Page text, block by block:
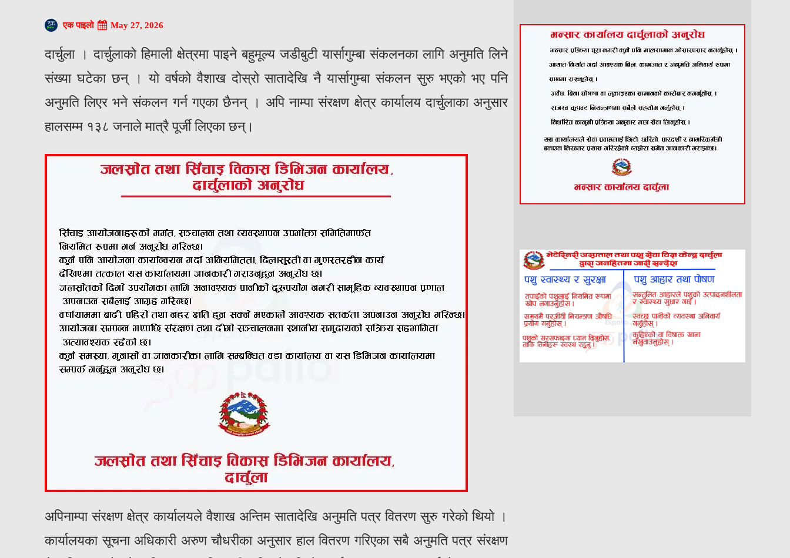
एक पाइलो May 27, 2026
दार्चुला । दार्चुलाको हिमाली क्षेत्रमा पाइने बहुमूल्य जडीबुटी यार्सागुम्बा संकलनका लागि अनुमति लिने
संख्या घटेका छन् । यो वर्षको वैशाख दोस्रो सातादेखि नै यार्सागुम्बा संकलन सुरु भएको भए पनि
अनुमति लिएर भने संकलन गर्न गएका छैनन् । अपि नाम्पा संरक्षण क्षेत्र कार्यालय दार्चुलाका अनुसार
हालसम्म १३८ जनाले मात्रै पूर्जी लिएका छन्।
अपिनाम्पा संरक्षण क्षेत्र कार्यालयले वैशाख अन्तिम सातादेखि अनुमति पत्र वितरण सुरु गरेको थियो ।
कार्यालयका सूचना अधिकारी अरुण चौधरीका अनुसार हाल वितरण गरिएका सबै अनुमति पत्र संरक्षण